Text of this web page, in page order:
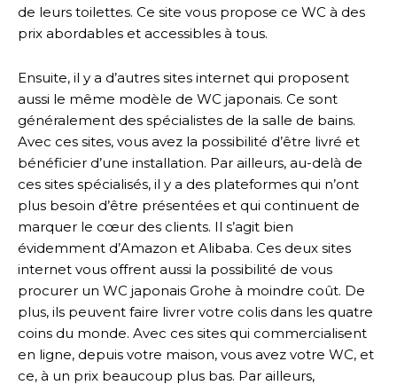
de leurs toilettes. Ce site vous propose ce WC à des
prix abordables et accessibles à tous.
Ensuite, il y a d’autres sites internet qui proposent
aussi le même modèle de WC japonais. Ce sont
généralement des spécialistes de la salle de bains.
Avec ces sites, vous avez la possibilité d’être livré et
bénéficier d’une installation. Par ailleurs, au-delà de
ces sites spécialisés, il y a des plateformes qui n’ont
plus besoin d’être présentées et qui continuent de
marquer le cœur des clients. Il s’agit bien
évidemment d’Amazon et Alibaba. Ces deux sites
internet vous offrent aussi la possibilité de vous
procurer un WC japonais Grohe à moindre coût. De
plus, ils peuvent faire livrer votre colis dans les quatre
coins du monde. Avec ces sites qui commercialisent
en ligne, depuis votre maison, vous avez votre WC, et
ce, à un prix beaucoup plus bas. Par ailleurs,